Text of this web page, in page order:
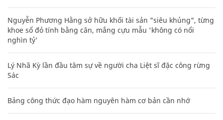
Nguyễn Phương Hằng sở hữu khối tài sản "siêu khủng", từng
khoe sổ đỏ tính bằng cân, mắng cựu mẫu 'không có nổi
nghìn tỷ'
Lý Nhã Kỳ lần đầu tâm sự về người cha Liệt sĩ đặc công rừng
Sác
Bảng công thức đạo hàm nguyên hàm cơ bản cần nhớ